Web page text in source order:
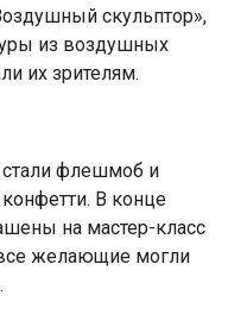
скульптор»,
из воздушных
их зрителям.
флешмоб и
В конце
на мастер-класс
желающие могли